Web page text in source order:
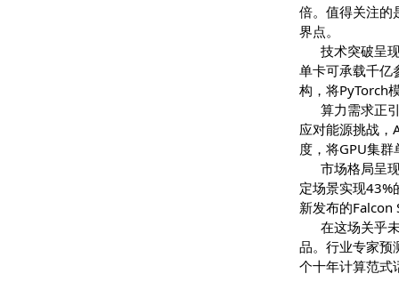
1091亿美
倍。值得关
界点。
技术突
单卡可承
构，将
算力需
应对能源
度，将GPU
市场格
定场景实现
新发布的
在这场